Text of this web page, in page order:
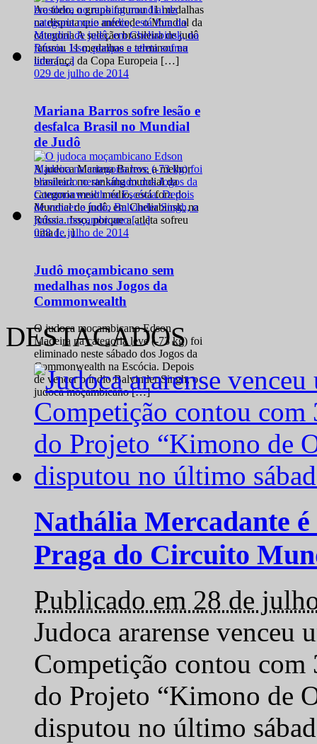
Ao todo, o grupo faturou 11 medalhas
na disputa que antecede o Mundial da
categoria A seleção brasileira de judô
faturou 11 medalhas e terminou na
liderança da Copa Europeia […]
029 de julho de 2014
Mariana Barros sofre lesão e
desfalca Brasil no Mundial
de Judô
A judoca Mariana Barros, a melhor
brasileira no ranking mundial da
categoria meio médio, está fora do
Mundial de judô, em Cheliabinsk, na
Rússia. Isso, porque a atleta sofreu
uma […]
028 de julho de 2014
Judô moçambicano sem
medalhas nos Jogos da
Commonwealth
O judoca moçambicano Edson
Madeira na categoria leve (-73 kg) foi
eliminado neste sábado dos Jogos da
Commonwealth na Escócia. Depois
de vencer o índio Balvinder Singh, o
judoca moçambicano […]
DESTACADOS
Nathália Mercadante
Praga do Circuito
Publicado em 28 de
Judoca ararense venceu
Competição contou com
do Projeto “Kimono de
disputou no último